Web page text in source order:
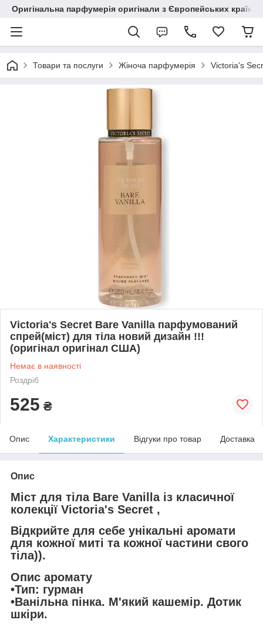
Оригінальна парфумерія оригінали з Європейських країн
Товари та послуги Жіноча парфумерія Victoria's
Victoria's Secret Bare Vanilla парфумований
спрей(міст) для тіла новий дизайн !!!
(оригінал оригінал США)
Немає в наявності
Роздріб
525 ₴
Опис Характеристики Відгуки про товар Доставка
Опис
Міст для тіла Bare Vanilla із класичної
колекції Victoria's Secret ,
Відкрийте для себе унікальні аромати
для кожної миті та кожної частини свого
тіла)).
Опис аромату
•Тип: гурман
•Ванільна пінка. М'який кашемір. Дотик
шкіри.